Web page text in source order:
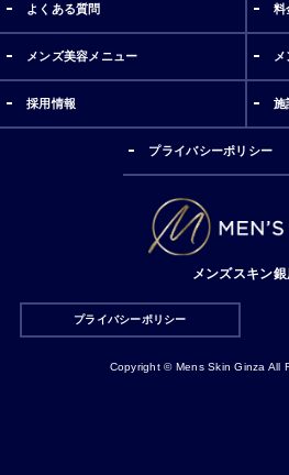
よくある質問 料
メンズ美容メニュー
採用情報 施
プライバシーポリシー
メンズスキン銀
プライバシーポリシー
Copyright © Mens Skin Ginza All